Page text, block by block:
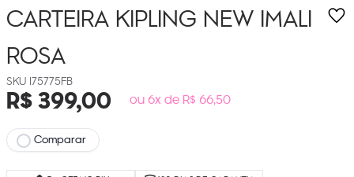
CARTEIRA KIPLING NEW IMALI
ROSA
I75775FB
R$399,00 ou 6x de R$ 66,50
Comparar